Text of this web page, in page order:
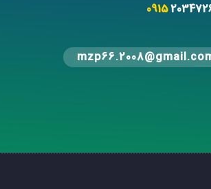
0915